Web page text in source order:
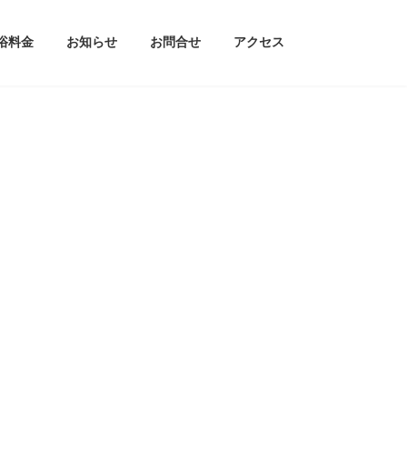
料金 お知らせ お問合せ アクセス